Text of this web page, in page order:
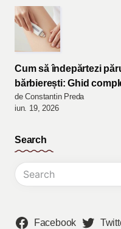
Cum să îndepărtezi
bărbierești: Ghid
de Constantin Preda
iun. 19, 2026
Search
Facebook